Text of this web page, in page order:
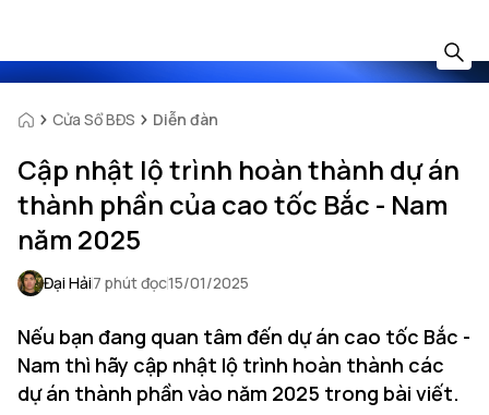
Cửa Sổ BĐS Diễn đàn
Cập nhật lộ trình hoàn thành dự án
thành phần của cao tốc Bắc - Nam
năm 2025
Đại Hải7 phút đọc15/01/2025
Nếu bạn đang quan tâm đến dự án cao tốc Bắc -
Nam thì hãy cập nhật lộ trình hoàn thành các
dự án thành phần vào năm 2025 trong bài viết.